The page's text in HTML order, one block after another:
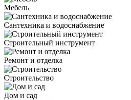
Мебель
Сантехника и водоснабжение
Строительный инструмент
Ремонт и отделка
Строительство
Дом и сад